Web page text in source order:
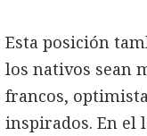
Esta posición
los nativos sean
francos,
inspirados. En el